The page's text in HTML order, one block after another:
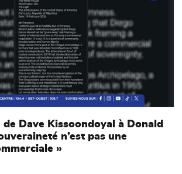
Dave Kissoondoyal à Donald
n’est pas une
»